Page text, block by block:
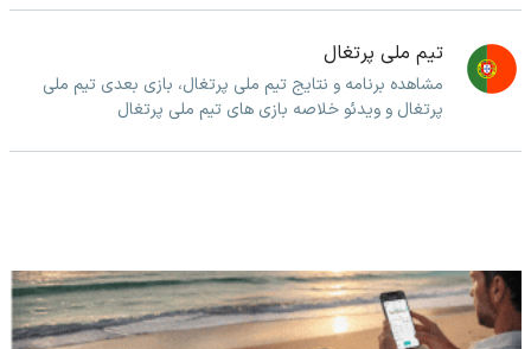
تیم ملی پرتغال
مشاهده برنامه و نتایج تیم ملی پرتغال، بازی بعدی تیم ملی
پرتغال و ویدئو خلاصه بازی های تیم ملی پرتغال